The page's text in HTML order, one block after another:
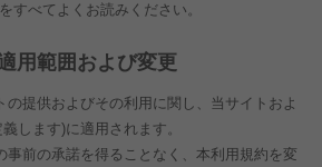
すべてよくお読みください。
用範囲および変更
提供およびその利用に関し、当サイトおよ
します)に適用されます。
前の承諾を得ることなく、本利用規約を変